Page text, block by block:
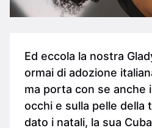
Ed eccola la nostra
ormai di adozione
ma porta con se anche
occhi e sulla pelle della
dato i natali, la sua